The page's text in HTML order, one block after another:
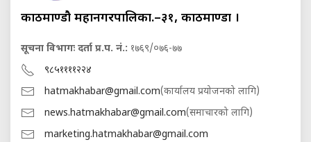
काठमाण्डौ महानगरपालिका.–३१, काठमाण्डौं ।
सूचना विभागः दर्ता प्र.प. नं.: १७६९/०७६-७७
९८५११११२२४
hatmakhabar@gmail.com(कार्यालय प्रयोजनको लागि)
news.hatmakhabar@gmail.com(समाचारको लागि)
marketing.hatmakhabar@gmail.com